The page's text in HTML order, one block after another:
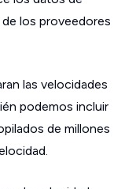
los proveedores
las velocidades
podemos incluir
de millones